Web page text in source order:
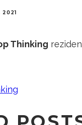
2021
Thinking